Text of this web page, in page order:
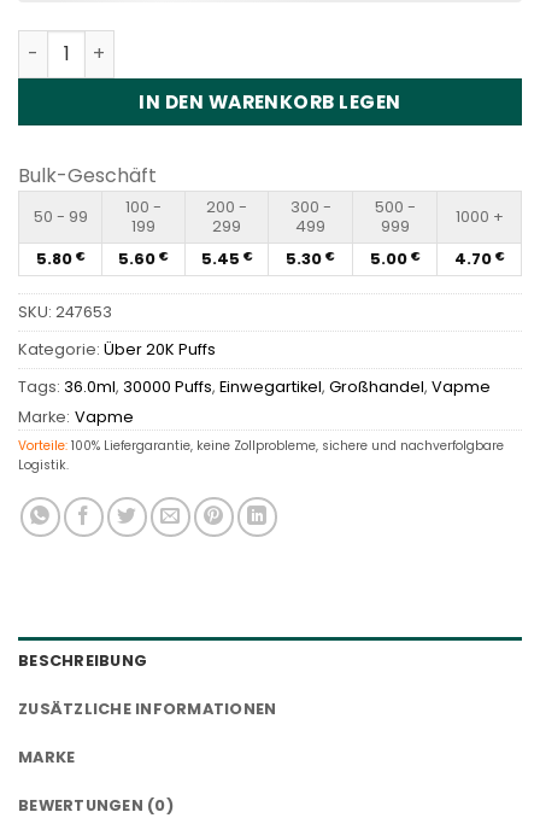
Vapme Shisha 30000 Puffs Disposable Vape Wholesale
IN DEN WARENKORB LEGEN
Bulk-Geschäft
50 - 99
100 -
199
200 -
299
300 -
499
500 -
999
1000 +
5.80 € 5.60 € 5.45 € 5.30 € 5.00 € 4.70 €
SKU: 247653
Kategorie: Über 20K Puffs
Tags: 36.0ml, 30000 Puffs, Einwegartikel, Großhandel, Vapme
Marke: Vapme
Vorteile: 100% Liefergarantie, keine Zollprobleme, sichere und nachverfolgbare
Logistik.
BESCHREIBUNG
ZUSÄTZLICHE INFORMATIONEN
MARKE
BEWERTUNGEN (0)